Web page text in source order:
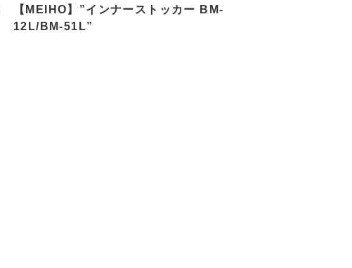
【MEIHO】”インナーストッカー BM-
12L/BM-51L”